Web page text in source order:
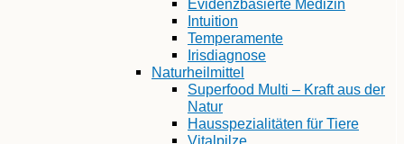
Evidenzbasierte Medizin
Intuition
Temperamente
Irisdiagnose
Naturheilmittel
Superfood Multi – Kraft aus der
Natur
Hausspezialitäten für Tiere
Vitalpilze